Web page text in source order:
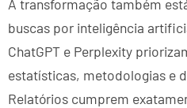
A transformação também
buscas por inteligência
ChatGPT e Perplexity
estatísticas, metodologias e
Relatórios cumprem